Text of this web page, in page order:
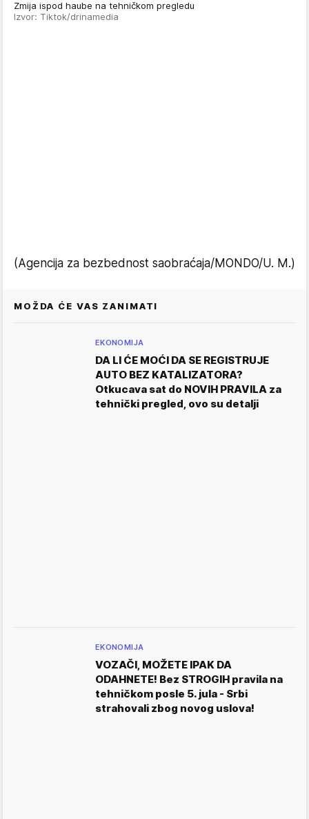
Zmija ispod haube na tehničkom pregledu
Izvor: Tiktok/drinamedia
(Agencija za bezbednost saobraćaja/MONDO/U. M.)
MOŽDA ĆE VAS ZANIMATI
EKONOMIJA
DA LI ĆE MOĆI DA SE REGISTRUJE
AUTO BEZ KATALIZATORA?
Otkucava sat do NOVIH PRAVILA za
tehnički pregled, ovo su detalji
EKONOMIJA
VOZAČI, MOŽETE IPAK DA
ODAHNETE! Bez STROGIH pravila na
tehničkom posle 5. jula - Srbi
strahovali zbog novog uslova!